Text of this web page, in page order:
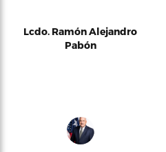
Lcdo. Ramón Alejandro
Pabón